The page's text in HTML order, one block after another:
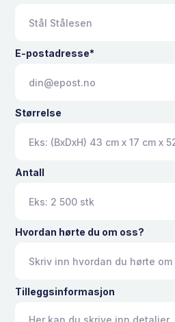
E-postadresse*
Størrelse
Antall
Hvordan hørte du om oss?
Tilleggsinformasjon